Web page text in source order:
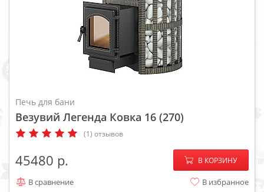
Печь для бани
Везувий Легенда Ковка 16 (270)
(1) отзывов
45480 − +
В КОРЗИНУ
В сравнение В избранное